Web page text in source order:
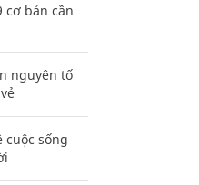
cơ bản cần
nguyên tố
cuộc sống